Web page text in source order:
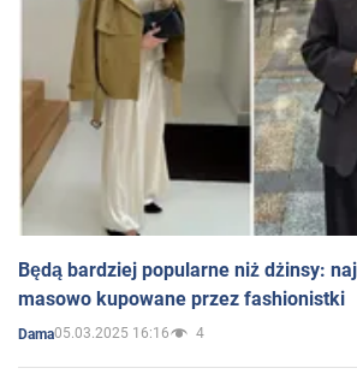
Będą bardziej popularne niż dżinsy:
masowo kupowane przez fashionistki
Dama05.03.2025 16:16 4